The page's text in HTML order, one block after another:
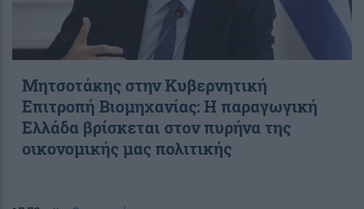
Μητσοτάκης στην Κυβερνητική
Επιτροπή Βιομηχανίας: Η παραγωγική
Ελλάδα βρίσκεται στον πυρήνα της
οικονομικής μας πολιτικής